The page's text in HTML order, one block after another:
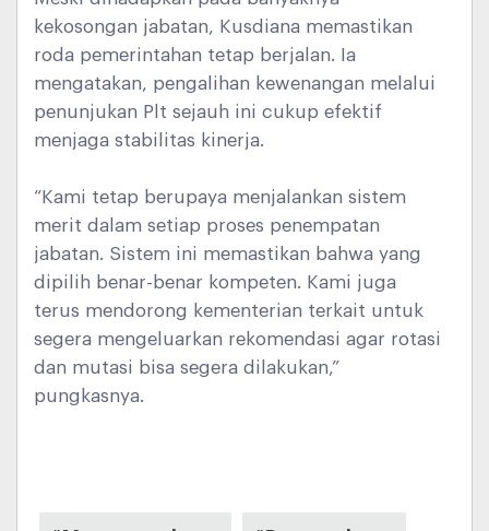
kekosongan jabatan, Kusdiana memastikan
roda pemerintahan tetap berjalan. Ia
mengatakan, pengalihan kewenangan melalui
penunjukan Plt sejauh ini cukup efektif
menjaga stabilitas kinerja.
“Kami tetap berupaya menjalankan sistem
merit dalam setiap proses penempatan
jabatan. Sistem ini memastikan bahwa yang
dipilih benar-benar kompeten. Kami juga
terus mendorong kementerian terkait untuk
segera mengeluarkan rekomendasi agar rotasi
dan mutasi bisa segera dilakukan,”
pungkasnya.